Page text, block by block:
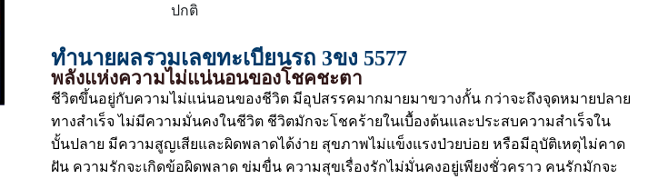
ปกติ
ทำนายผลรวมเลขทะเบียนรถ 3ขง 5577
พลังแห่งความไม่แน่นอนของโชคชะตา
ชีวิตขึ้นอยู่กับความไม่แน่นอนของชีวิต มีอุปสรรคมากมายมาขวางกั้น กว่าจะถึงจุดหมายปลาย
ทางสำเร็จ ไม่มีความมั่นคงในชีวิต ชีวิตมักจะโชคร้ายในเบื้องต้นและประสบความสำเร็จใน
บั้นปลาย มีความสูญเสียและผิดพลาดได้ง่าย สุขภาพไม่แข็งแรงป่วยบ่อย หรือมีอุบัติเหตุไม่คาด
ฝัน ความรักจะเกิดข้อผิดพลาด ข่มขื่น ความสุขเรื่องรักไม่มั่นคงอยู่เพียงชั่วคราว คนรักมักจะ